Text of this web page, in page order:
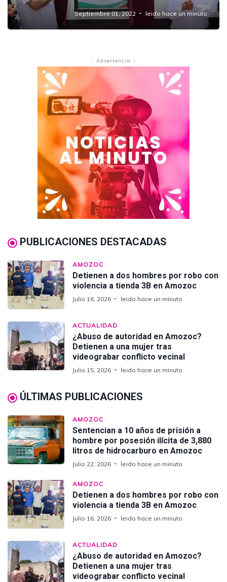
Septiembre 01, 2022 leido hace un minuto
- Advertencia -
PUBLICACIONES DESTACADAS
AMOZOC
Detienen a dos hombres por robo con
violencia a tienda 3B en Amozoc
Julio 16, 2026 leido hace un minuto
ACTUALIDAD
¿Abuso de autoridad en Amozoc?
Detienen a una mujer tras
videograbar conflicto vecinal
Julio 15, 2026 leido hace un minuto
ÚLTIMAS PUBLICACIONES
AMOZOC
Sentencian a 10 años de prisión a
hombre por posesión ilícita de 3,880
litros de hidrocarburo en Amozoc
Julio 22, 2026 leido hace un minuto
AMOZOC
Detienen a dos hombres por robo con
violencia a tienda 3B en Amozoc
Julio 16, 2026 leido hace un minuto
ACTUALIDAD
¿Abuso de autoridad en Amozoc?
Detienen a una mujer tras
videograbar conflicto vecinal